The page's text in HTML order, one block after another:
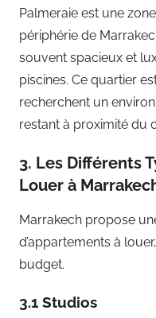
Palmeraie est une
périphérie de
souvent spacieux et
piscines. Ce quartier
recherchent un
restant à proximité du
3. Les Différents
Louer à
Marrakech propose
d’appartements à
budget.
3.1 Studios